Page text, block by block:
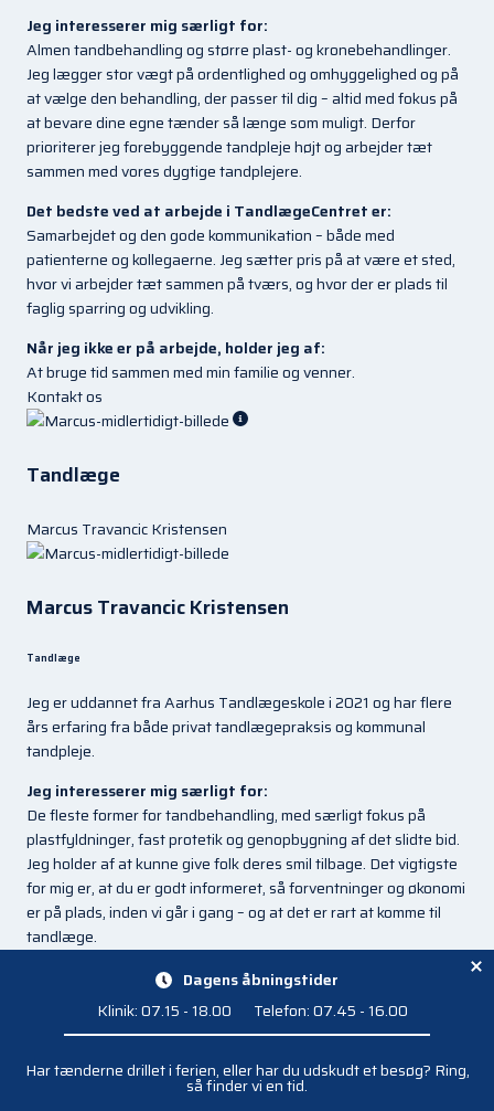
Dagens åbningstider
Klinik: 07.15 - 18.00
Telefon: 07.45 - 16.00
Har tænderne drillet i ferien, eller har du udskudt et besøg? Ring,
så finder vi en tid.
Jeg interesserer mig særligt for:
Almen tandbehandling og større plast- og kronebehandlinger.
Jeg lægger stor vægt på ordentlighed og omhyggelighed og på
at vælge den behandling, der passer til dig – altid med fokus på
at bevare dine egne tænder så længe som muligt. Derfor
prioriterer jeg forebyggende tandpleje højt og arbejder tæt
sammen med vores dygtige tandplejere.
Det bedste ved at arbejde i TandlægeCentret er:
Samarbejdet og den gode kommunikation – både med
patienterne og kollegaerne. Jeg sætter pris på at være et sted,
hvor vi arbejder tæt sammen på tværs, og hvor der er plads til
faglig sparring og udvikling.
Når jeg ikke er på arbejde, holder jeg af:
At bruge tid sammen med min familie og venner.
Kontakt os
Tandlæge
Marcus Travancic Kristensen
Marcus Travancic Kristensen
Tandlæge
Jeg er uddannet fra Aarhus Tandlægeskole i 2021 og har flere
års erfaring fra både privat tandlægepraksis og kommunal
tandpleje.
Jeg interesserer mig særligt for:
De fleste former for tandbehandling, med særligt fokus på
plastfyldninger, fast protetik og genopbygning af det slidte bid.
Jeg holder af at kunne give folk deres smil tilbage. Det vigtigste
for mig er, at du er godt informeret, så forventninger og økonomi
er på plads, inden vi går i gang – og at det er rart at komme til
tandlæge.
Det bedste ved at arbejde i TandlægeCentret er:
Menneskene og den gode stemning – både patienterne og
med hinanden.